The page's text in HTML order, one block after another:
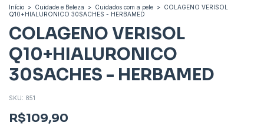
Início > Cuidade e Beleza > Cuidados com a pele > COLAGENO VERISOL
Q10+HIALURONICO 30SACHES - HERBAMED
COLAGENO VERISOL
Q10+HIALURONICO
30SACHES - HERBAMED
SKU: 851
R$109,90